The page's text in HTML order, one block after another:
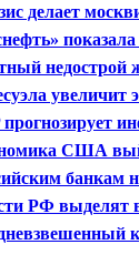
делает
недострой
увеличит
прогнозирует
США
текущего
банкам
РФ выделят